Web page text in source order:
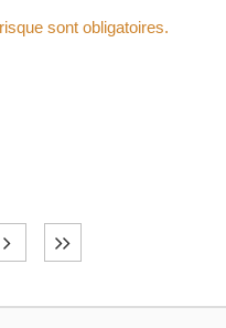
sont obligatoires.